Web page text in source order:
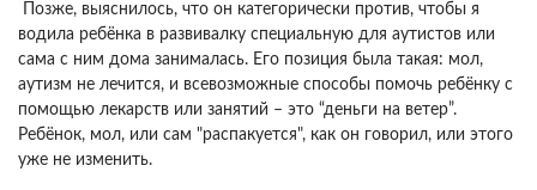
Позже, выяснилось, что он категорически против, чтобы я
водила ребёнка в развивалку специальную для аутистов или
сама с ним дома занималась. Его позиция была такая: мол,
аутизм не лечится, и всевозможные способы помочь ребёнку с
помощью лекарств или занятий – это “деньги на ветер”.
Ребёнок, мол, или сам "распакуется", как он говорил, или этого
уже не изменить.